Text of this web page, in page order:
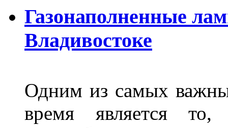
Газонаполненные
Владивостоке
Одним из самых
время является то,